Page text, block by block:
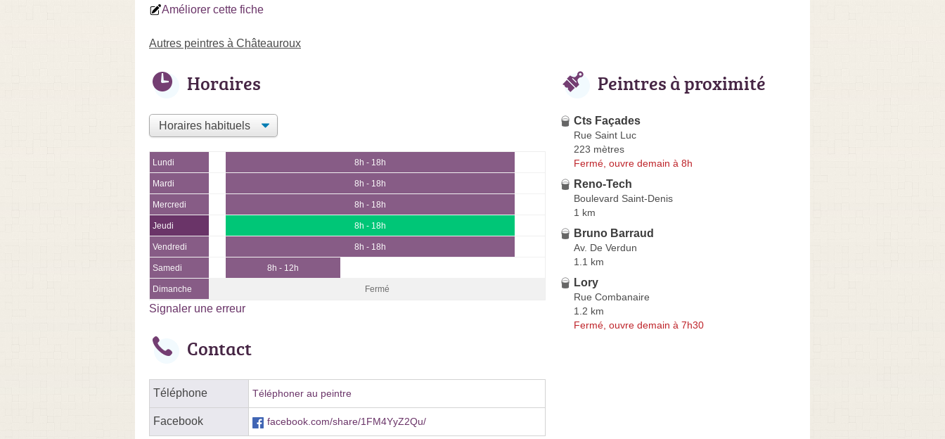
Améliorer cette fiche
Autres peintres à Châteauroux
Horaires
Lundi 8h - 18h
Mardi 8h - 18h
Mercredi 8h - 18h
Jeudi 8h - 18h
Vendredi 8h - 18h
Samedi 8h - 12h
Dimanche Fermé
Signaler une erreur
Contact
Téléphone Téléphoner au peintre
Facebook facebook.com/share/1FM4YyZ2Qu/
Peintres à proximité
Cts Façades
Rue Saint Luc
223 mètres
Fermé, ouvre demain à 8h
Reno-Tech
Boulevard Saint-Denis
1 km
Bruno Barraud
Av. De Verdun
1.1 km
Lory
Rue Combanaire
1.2 km
Fermé, ouvre demain à 7h30